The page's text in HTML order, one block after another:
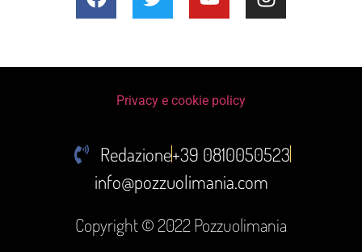
Copyright © 2022 Pozzuolimania
Redazione+39 0810050523
info@pozzuolimania.com
Privacy e cookie policy